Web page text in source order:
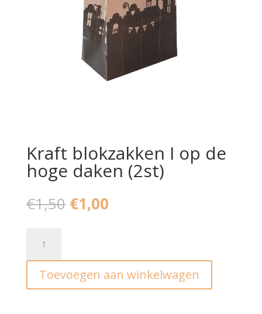
Kraft blokzakken I op de
hoge daken (2st)
€1,50 Oorspronkelijke
prijs
€1,00Huidige
blokzakken
I
de
Toevoegen aan winkelwagen